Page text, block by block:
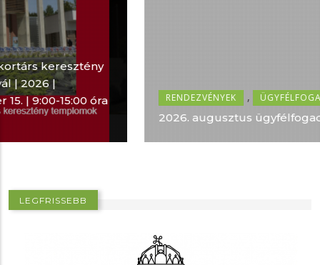
RENDEZVÉNYEK ÜGYFÉLFOGADÁS
2026. augusztus ügyfélfogadás
LEGFRISSEBB